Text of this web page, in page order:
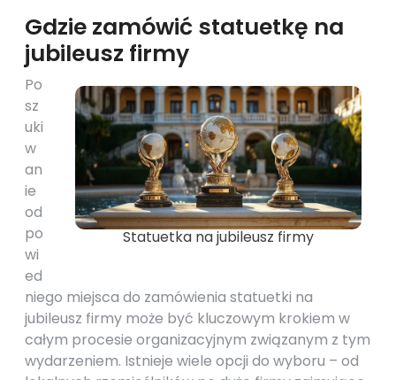
Gdzie zamówić statuetkę na
jubileusz firmy
Statuetka na jubileusz firmy
Po
sz
uki
w
an
ie
od
po
wi
ed
niego miejsca do zamówienia statuetki na
jubileusz firmy może być kluczowym krokiem w
całym procesie organizacyjnym związanym z tym
wydarzeniem. Istnieje wiele opcji do wyboru – od